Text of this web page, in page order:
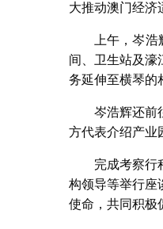
大推动澳门经济
上午，岑浩
间、卫生站及濠
务延伸至横琴的
岑浩辉还前
方代表介绍产业
完成考察行
构领导等举行座
使命，共同积极